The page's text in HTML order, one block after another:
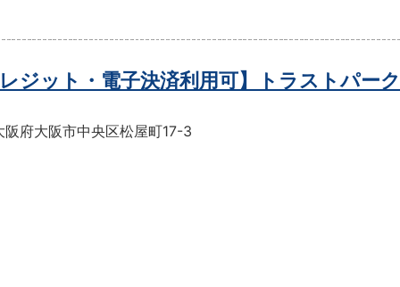
レジット・電子決済利用可】トラストパー
阪府大阪市中央区松屋町17-3